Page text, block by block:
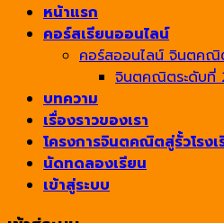
หน้าแรก
คอร์สเรียนออนไลน์
คอร์สออนไลน์ จินตคณิ
จินตคณิตระดับที่
บทความ
เรื่องราวของเรา
โครงการจินตคณิตสู่รั้วโรงเ
นัดทดลองเรียน
เข้าสู่ระบบ